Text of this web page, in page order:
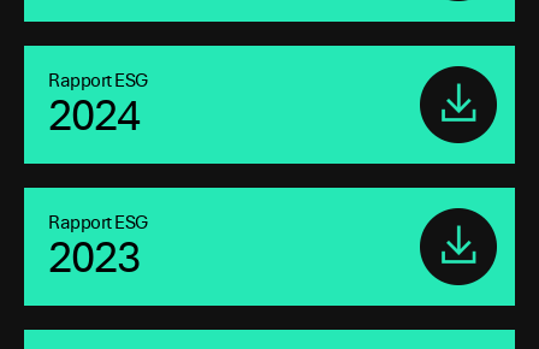
Rapport ESG
2024
Rapport ESG
2023